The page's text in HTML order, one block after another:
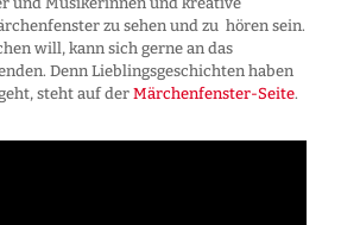
zu sehen und zu hören sein.
will, kann sich gerne an das
Denn Lieblingsgeschichten haben
steht auf der Märchenfenster-Seite.